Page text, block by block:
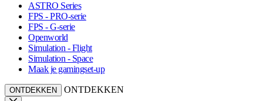
ASTRO Series
FPS - PRO-serie
FPS - G-serie
Openworld
Simulation - Flight
Simulation - Space
Maak je gamingset-up
ONTDEKKEN ONTDEKKEN